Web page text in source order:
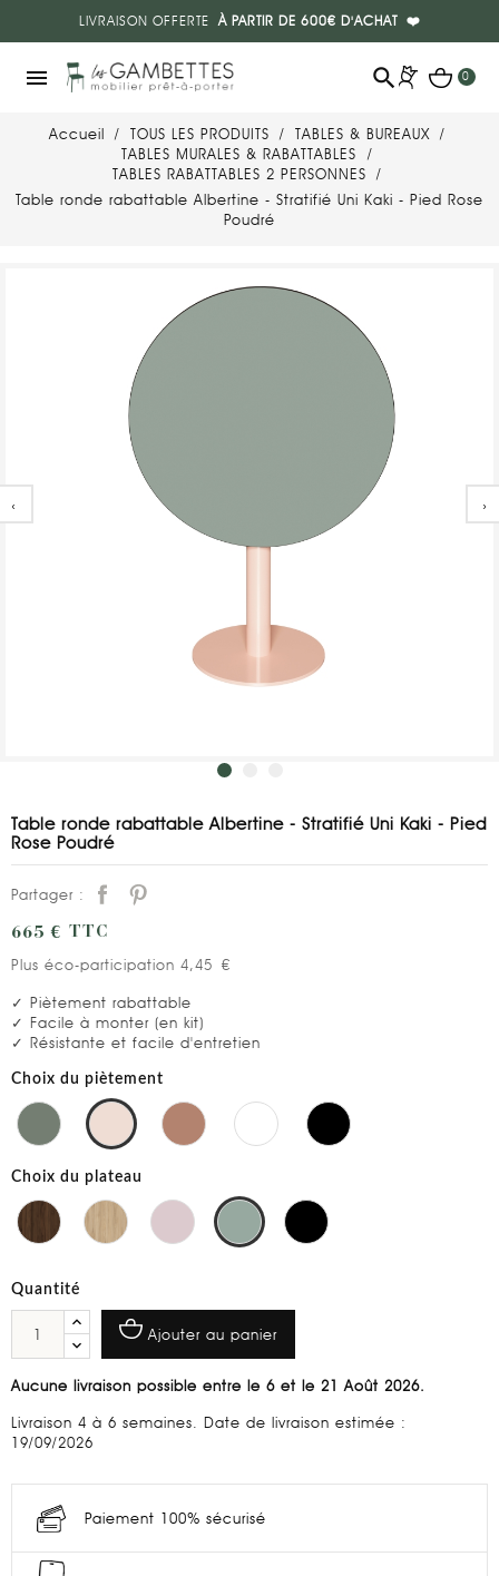
LIVRAISON OFFERTEÀ PARTIR DE 600€ D'ACHAT ❤️
menu search 0
Accueil TOUS LES PRODUITS
TABLES & BUREAUX
TABLES MURALES & RABATTABLES
TABLES RABATTABLES 2 PERSONNES
Table ronde rabattable Albertine - Stratifié Uni Kaki - Pied Rose
Poudré
‹ ›
Table ronde rabattable Albertine - Stratifié Uni Kaki - Pied
Rose Poudré
Partager :
665 € TTC
Plus éco-participation 4,45 €
✓ Piètement rabattable
✓ Facile à monter (en kit)
✓ Résistante et facile d'entretien
Choix du piètement
Choix du plateau
Quantité
Ajouter au panier
Aucune livraison possible entre le 6 et le 21 Août 2026.
Livraison 4 à 6 semaines. Date de livraison estimée :
19/09/2026
Paiement 100% sécurisé